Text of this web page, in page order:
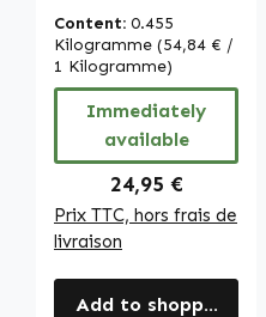
mâcher - pour les
os, les muscles,
les dents et plus
encore - végan |
Warnke
Vitalstoffe
Content: 0.455
Kilogramme (54,84 € /
1 Kilogramme)
Immediately
available
Regular price:
24,95 €
Prix TTC, hors frais de
livraison
Add to shopping cart